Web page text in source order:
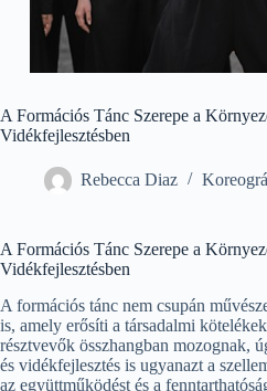
A Formációs Tánc Szerepe a
Vidékfejlesztésben
Rebecca Diaz
A Formációs Tánc Szerepe a
Vidékfejlesztésben
A formációs tánc nem csupán
is, amely erősíti a társadalmi
résztvevők összhangban mozognak,
és vidékfejlesztés is ugyanazt a
az együttműködést és a